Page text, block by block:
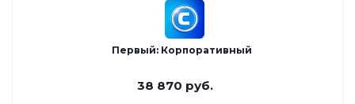
Первый: Корпоративный
38 870 руб.